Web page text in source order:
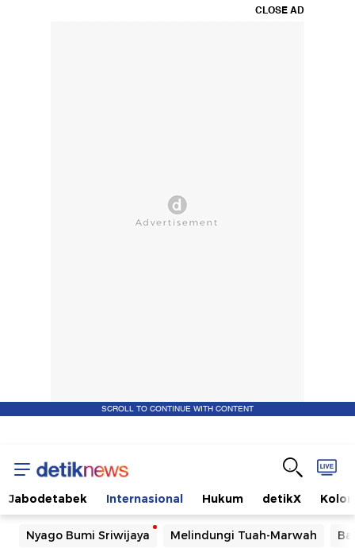
CLOSE AD
SCROLL TO CONTINUE WITH CONTENT
Jabodetabek Internasional Hukum detikX
Nyago Bumi Sriwijaya Melindungi Tuah-Marwah